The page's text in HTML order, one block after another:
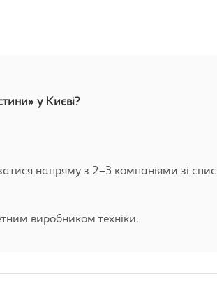
у Києві?
напряму з 2–3 компаніями зі
виробником техніки.